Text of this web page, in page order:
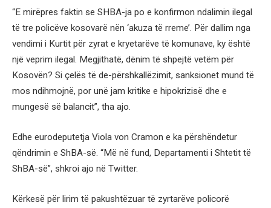
“E mirëpres faktin se SHBA-ja po e konfirmon ndalimin ilegal
të tre policëve kosovarë nën ‘akuza të rreme’. Për dallim nga
vendimi i Kurtit për zyrat e kryetarëve të komunave, ky është
një veprim ilegal. Megjithatë, dënim të shpejtë vetëm për
Kosovën? Si çelës të de-përshkallëzimit, sanksionet mund të
mos ndihmojnë, por unë jam kritike e hipokrizisë dhe e
mungesë së balancit”, tha ajo.
Edhe eurodeputetja Viola von Cramon e ka përshëndetur
qëndrimin e ShBA-së. “Më në fund, Departamenti i Shtetit të
ShBA-së”, shkroi ajo në Twitter.
Kërkesë për lirim të pakushtëzuar të zyrtarëve policorë